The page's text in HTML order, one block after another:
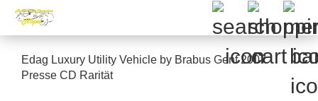
Edag Luxury Utility Vehicle by Brabus Genf 2007
Presse CD Rarität